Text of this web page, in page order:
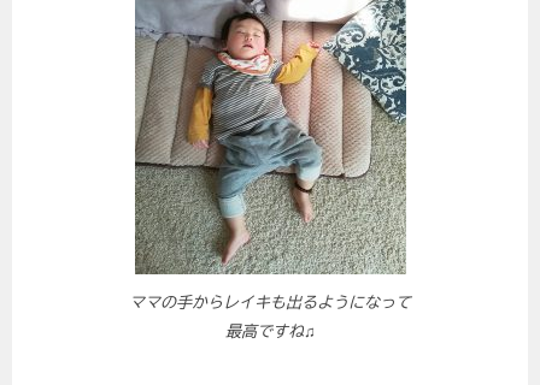
ママの手からレイキも出るようになって
最高ですね♫